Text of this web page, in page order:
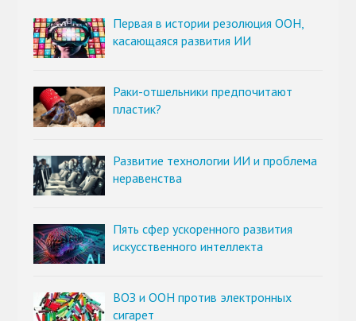
Первая в истории резолюция ООН,
касающаяся развития ИИ
Раки-отшельники предпочитают
пластик?
Развитие технологии ИИ и проблема
неравенства
Пять сфер ускоренного развития
искусственного интеллекта
ВОЗ и ООН против электронных
сигарет